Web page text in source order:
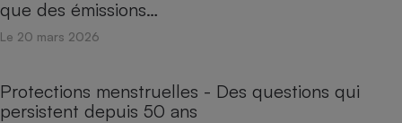
que des émissions…
Le 20 mars 2026
Protections menstruelles - Des questions qui
persistent depuis 50 ans